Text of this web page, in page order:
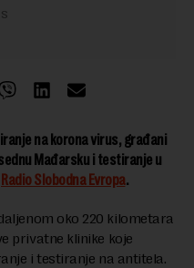
na korona virus, građani
Mađarsku i testiranje u
Radio Slobodna Evropa.
oko 220 kilometara
privatne klinike koje
i testiranje na antitela.